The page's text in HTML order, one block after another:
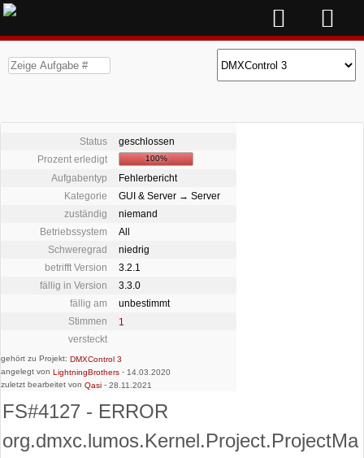
Status
geschlossen
Prozent erledigt
100%
Aufgabentyp
Fehlerbericht
Kategorie
GUI & Server → Server
zuständig
niemand
Betriebssystem
All
Schweregrad
niedrig
betrifft Version
3.2.1
fällig in Version
3.3.0
fällig am
unbestimmt
Stimmen
1
versteckt
gehört zu Projekt: DMXControl 3
angelegt von LightningBrothers - 14.03.2020
zuletzt bearbeitet von Qasi - 28.11.2021
FS#4127 - ERROR
org.dmxc.lumos.Kernel.Project.ProjectMa